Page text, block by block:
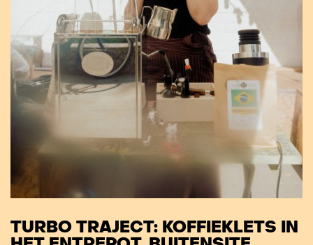
TURBO TRAJECT: KOFFIEKLETS IN